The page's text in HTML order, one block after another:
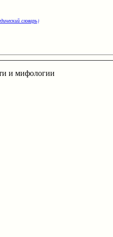
словарь)
и мифологии